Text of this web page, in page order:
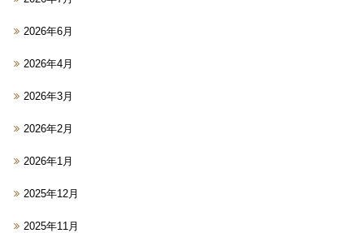
2026年6月
2026年4月
2026年3月
2026年2月
2026年1月
2025年12月
2025年11月